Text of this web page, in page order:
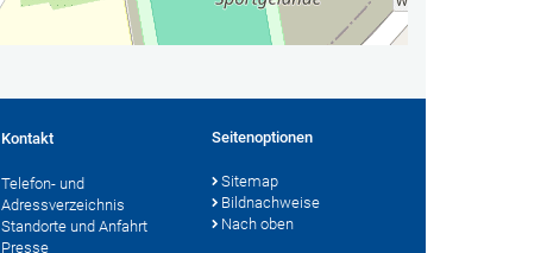
Kontakt
Telefon- und
Adressverzeichnis
Standorte und Anfahrt
Presse
Seitenoptionen
Sitemap
Bildnachweise
Nach oben